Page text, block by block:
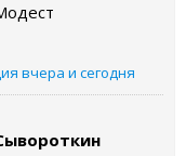
вчера и сегодня